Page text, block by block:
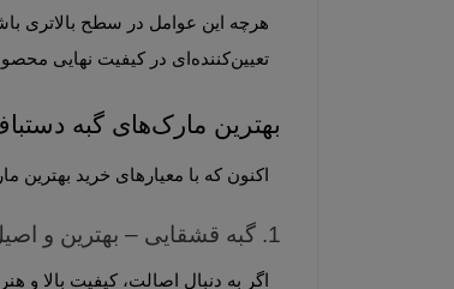
هرچه این عوامل در سطح بالاتری باشند، گبه‌ای با دوام و ظاهری بهتر حاصل
تعیین‌کننده‌ای در کیفیت نهایی محصول دارند و توجه به آن‌ها هنگام خرید اهمیت زیادی دارد.
بهترین مارک‌های گبه دستباف کدامند؟
اکنون که با معیارهای خرید
1. گبه قشقایی – بهترین و اصیل‌ترین گبه ایران